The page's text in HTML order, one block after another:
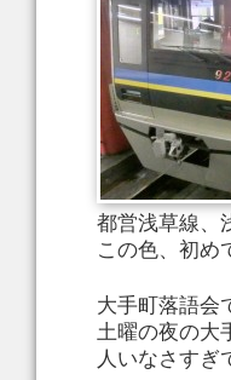
都営浅草線、
この色、初め
大手町落語会
土曜の夜の大
人いなさすぎ